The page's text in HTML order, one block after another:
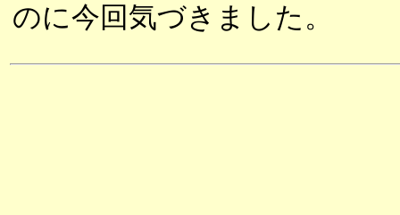
のに今回気づきました。